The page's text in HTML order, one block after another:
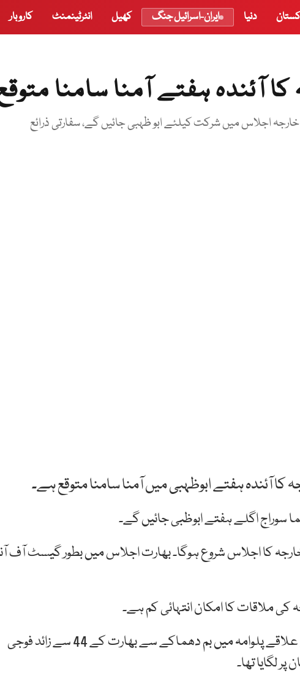
دنیا ایران-اسرائیل جنگ کھیل انٹرٹینمنٹ کاروبار
آئندہ ہفتے آمنا سامنا
اجلاس میں شرکت کیلئے ابو ظہبی جائیں گے، سفارتی ذرائع
کا آئندہ ہفتے ابوظہبی میں آمنا سامنا متوقع ہے۔
سوراج اگلے ہفتے ابوظبی جائیں گے۔
خارجہ کا اجلاس شروع ہوگا۔ بھارت اجلاس میں بطور گیسٹ آف
کی ملاقات کا امکان انتہائی کم ہے۔
یادرہے کہ 14 فروری 2019 کو مقبوضہ کشمیر کے علاقے پلوامہ میں بم دھماکے سے بھارت کے 44 سے زائد فوجی
لگایا تھا۔